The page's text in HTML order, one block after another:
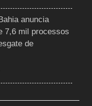
anuncia
7,6 mil processos
de